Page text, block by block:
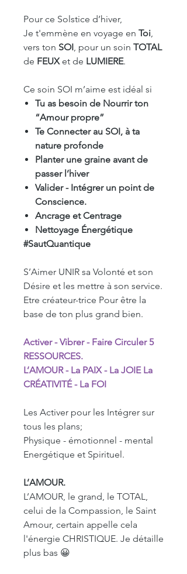
Pour ce Solstice d’hiver,
Je t'emmène en voyage en Toi,
vers ton SOI, pour un soin TOTAL
de FEUXet de LUMIERE.
Ce soin SOI m’aime est idéal si
Tu as besoin de Nourrir ton
“Amour propre”
Te Connecter au SOI, à ta
nature profonde
Planter une graine avant de
passer l’hiver
Valider - Intégrer un point de
Conscience.
Ancrage et Centrage
Nettoyage Énergétique
#SautQuantique
S’Aimer UNIR sa Volonté et son
Désire et les mettre à son service.
Etre créateur-trice Pour être la
base de ton plus grand bien.
Activer - Vibrer - Faire Circuler 5
RESSOURCES.
L’AMOUR - La PAIX - La JOIE La
CRÉATIVITÉ - La FOI
Les Activer pour les Intégrer sur
tous les plans;
Physique - émotionnel - mental
Energétique et Spirituel.
L’AMOUR.
L’AMOUR, le grand, le TOTAL,
celui de la Compassion, le Saint
Amour, certain appelle cela
l'énergie CHRISTIQUE. Je détaille
plus bas 😀